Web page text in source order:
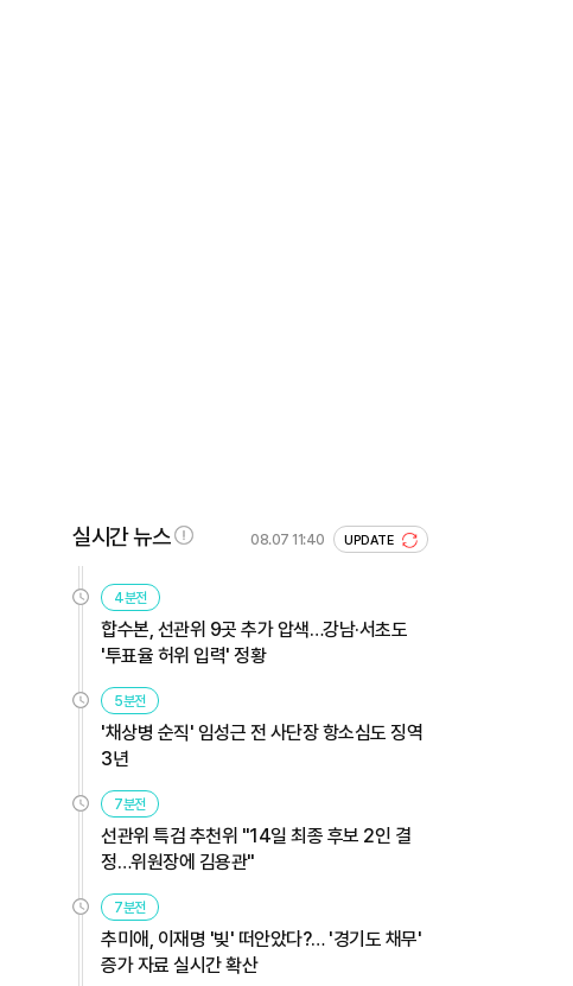
실시간 뉴스 08.07 11:40 UPDATE
4분전
합수본, 선관위 9곳 추가 압색…강남·서초도
'투표율 허위 입력' 정황
5분전
'채상병 순직' 임성근 전 사단장 항소심도 징역
3년
7분전
선관위 특검 추천위 "14일 최종 후보 2인 결
정…위원장에 김용관"
7분전
추미애, 이재명 '빚' 떠안았다?… '경기도 채무'
증가 자료 실시간 확산